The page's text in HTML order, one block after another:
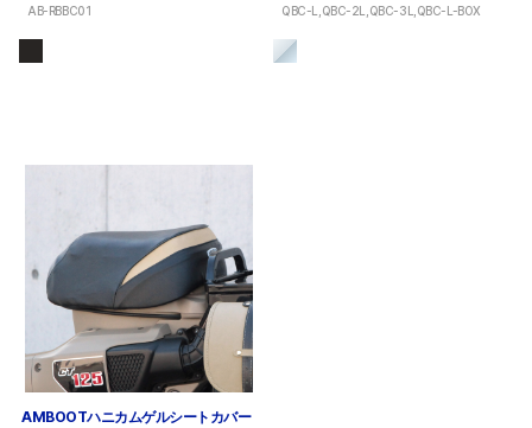
AB-RBBC01 QBC-L,QBC-2L,QBC-3L,QBC-L-BOX
AMBOOTハニカムゲルシートカバー